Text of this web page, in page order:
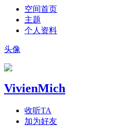
空间首页
主题
个人资料
头像
VivienMich
收听TA
加为好友